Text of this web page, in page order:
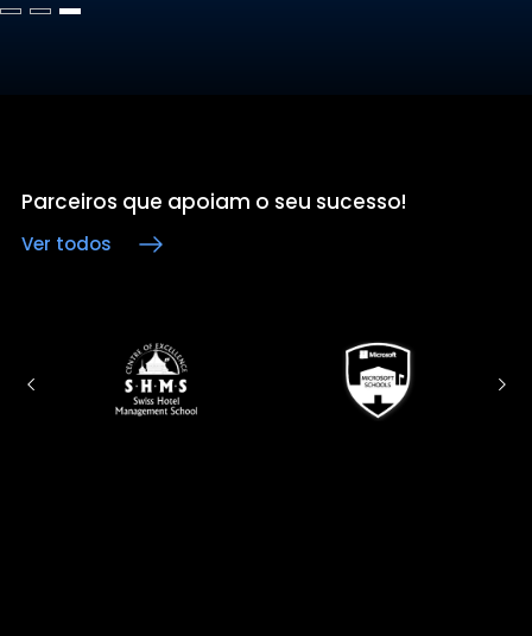
Parceiros que apoiam o seu sucesso!
Ver todos